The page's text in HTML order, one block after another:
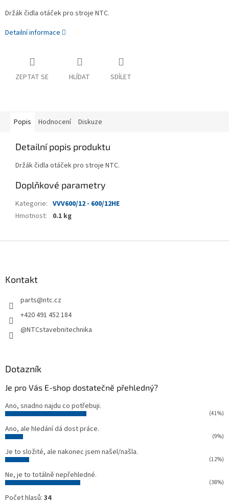
Držák čidla otáček pro stroje NTC.
Detailní informace
ZEPTAT SE HLÍDAT SDÍLET
Popis Hodnocení Diskuze
Detailní popis produktu
Držák čidla otáček pro stroje NTC.
Doplňkové parametry
Kategorie: VVV600/12 - 600/12HE
Hmotnost: 0.1 kg
Kontakt
parts@ntc.cz
+420 491 452 184
@NTCstavebnitechnika
Dotazník
Je pro Vás E-shop dostatečně přehledný?
Ano, snadno najdu co potřebuji.
(41%)
Ano, ale hledání dá dost práce.
(9%)
Je to složité, ale nakonec jsem našel/našla.
(12%)
Ne, je to totálně nepřehledné.
(38%)
Počet hlasů: 34